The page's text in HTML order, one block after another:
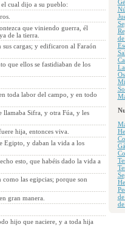
cual dijo a su pueblo:
que viniendo guerra, él
de la tierra.
cargas; y edificaron al Faraón
que ellos se fastidiaban de los
toda labor del campo, y en todo
llamaba Sifra, y otra Fúa, y les
hija, entonces viva.
Egipto, y daban la vida a los
esto, que habéis dado la vida a
como las egipcias; porque son
gran manera.
hijo que naciere, y a toda hija